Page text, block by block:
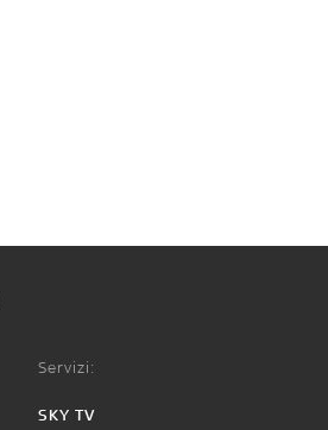
Servizi:
SKY TV